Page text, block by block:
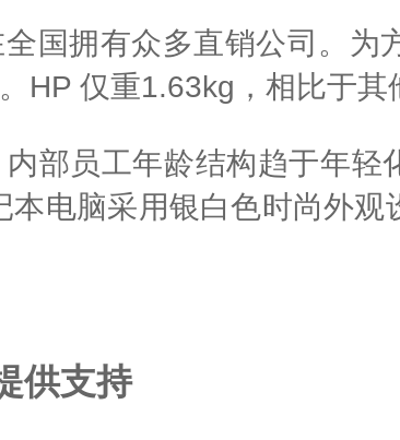
国拥有众多直销公司。为
HP 仅重1.63kg，相比于其
部员工年龄结构趋于年轻
电脑采用银白色时尚外
供支持